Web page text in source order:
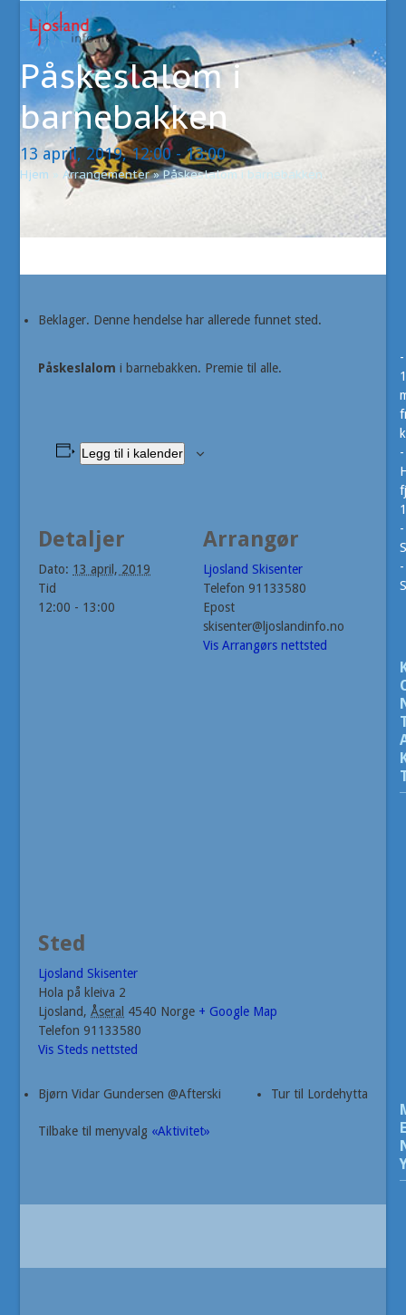
content
Open
mobile
menu
Close
mobile
menu
Påskeslalom i
barnebakken
13 april, 2019, 12:00-13:00
Hjem »Arrangementer»Påskeslalom i barnebakken
Beklager. Denne hendelse har allerede funnet sted.
Påskeslalom i barnebakken. Premie til alle.
Legg til i kalender
Detaljer
Dato: 13 april, 2019
Tid
12:00 - 13:00
Arrangør
Ljosland Skisenter
Telefon 91133580
Epost
skisenter@ljoslandinfo.no
Vis Arrangørs nettsted
Sted
Ljosland Skisenter
Hola på kleiva 2
Ljosland, Åseral 4540 Norge + Google Map
Telefon 91133580
Vis Steds nettsted
Bjørn Vidar Gundersen @Afterski Tur til Lordehytta
Tilbake til menyvalg «Aktivitet»
-
-
-
-
E